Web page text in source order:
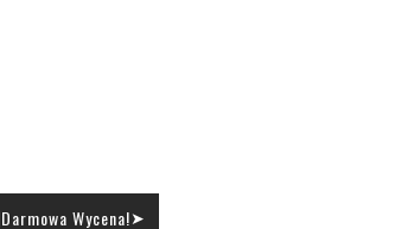
Darmowa Wycena!➤